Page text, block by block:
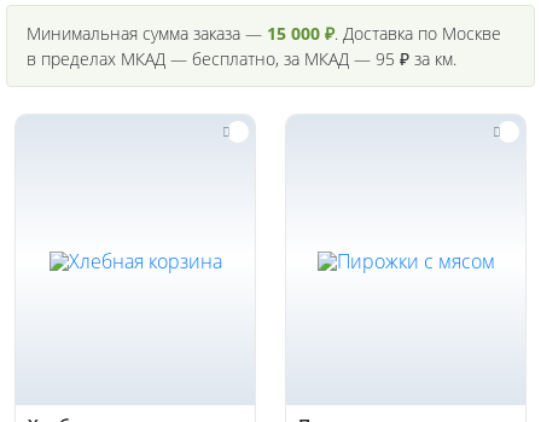
Минимальная сумма заказа — 15 000 ₽. Доставка по Москве
в пределах МКАД — бесплатно, за МКАД — 95 ₽ за км.